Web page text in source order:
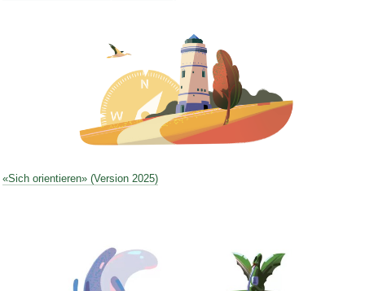
«Sich orientieren» (Version 2025)